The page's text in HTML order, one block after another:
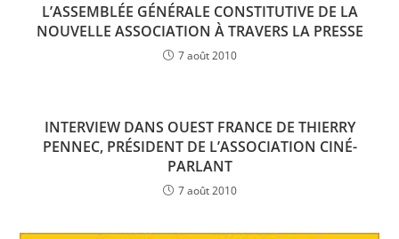
L’ASSEMBLÉE GÉNÉRALE CONSTITUTIVE DE LA
NOUVELLE ASSOCIATION À TRAVERS LA PRESSE
7 août 2010
INTERVIEW DANS OUEST FRANCE DE THIERRY
PENNEC, PRÉSIDENT DE L’ASSOCIATION CINÉ-
PARLANT
7 août 2010